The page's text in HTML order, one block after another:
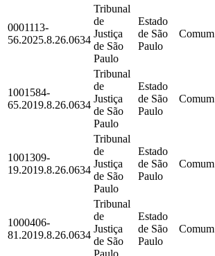
0001113-
56.2025.8.26.0634
Tribunal
de
Justiça
de São
Paulo
Estado
de São
Paulo
Comum
1001584-
65.2019.8.26.0634
Tribunal
de
Justiça
de São
Paulo
Estado
de São
Paulo
Comum
1001309-
19.2019.8.26.0634
Tribunal
de
Justiça
de São
Paulo
Estado
de São
Paulo
Comum
1000406-
81.2019.8.26.0634
Tribunal
de
Justiça
de São
Paulo
Estado
de São
Paulo
Comum